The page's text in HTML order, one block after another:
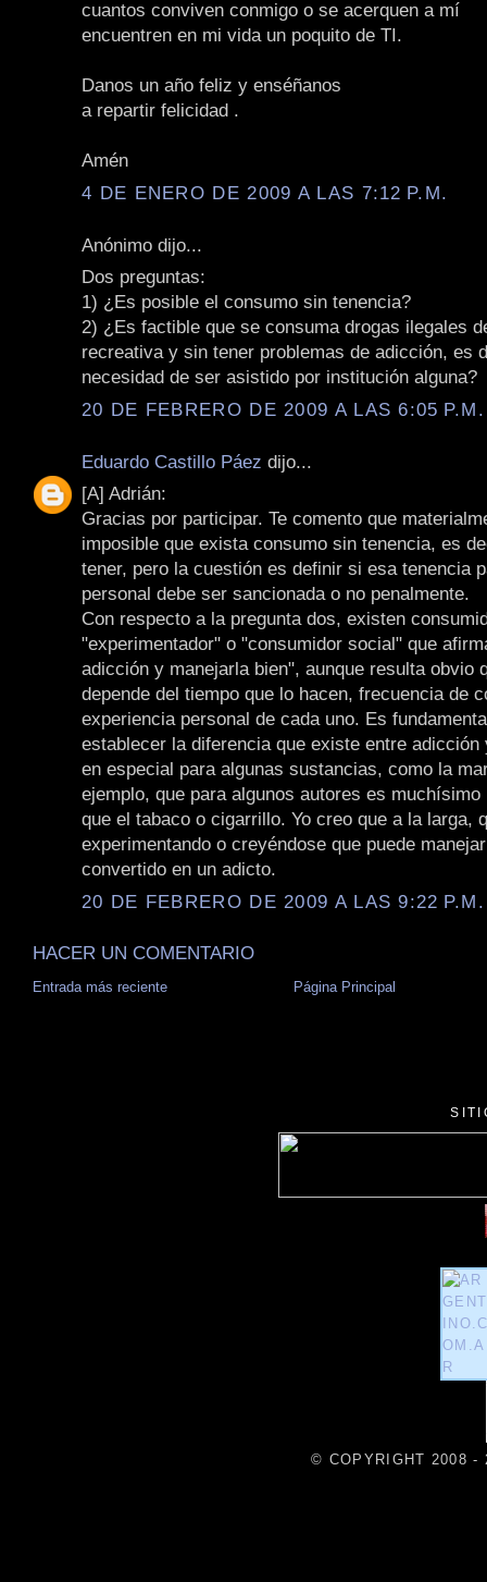
cuantos conviven conmigo o se acerquen a mí
encuentren en mi vida un poquito de TI.
Danos un año feliz y enséñanos
a repartir felicidad .
Amén
4 DE ENERO DE 2009 A LAS 7:12 P.M.
Anónimo dijo...
Dos preguntas:
1) ¿Es posible el consumo sin tenencia?
2) ¿Es factible que se consuma drogas ilegales
recreativa y sin tener problemas de adicción, es
necesidad de ser asistido por institución alguna?
20 DE FEBRERO DE 2009 A LAS 6:05 P.M.
Eduardo Castillo Páez dijo...
[A] Adrián:
Gracias por participar. Te comento que
imposible que exista consumo sin tenencia, es
tener, pero la cuestión es definir si esa tenencia
personal debe ser sancionada o no penalmente.
Con respecto a la pregunta dos, existen
"experimentador" o "consumidor social" que
adicción y manejarla bien", aunque resulta obvio
depende del tiempo que lo hacen, frecuencia de
experiencia personal de cada uno. Es
establecer la diferencia que existe entre adicción
en especial para algunas sustancias, como la
ejemplo, que para algunos autores es
que el tabaco o cigarrillo. Yo creo que a la larga,
experimentando o creyéndose que puede
convertido en un adicto.
20 DE FEBRERO DE 2009 A LAS 9:22 P.M.
HACER UN COMENTARIO
Entrada más reciente Página Principal
© COPYRIGHT 2008